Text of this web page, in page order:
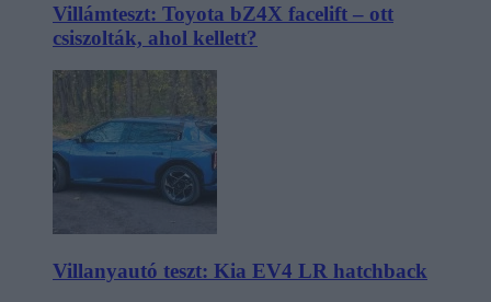
Villámteszt: Toyota bZ4X facelift – ott
csiszolták, ahol kellett?
Villanyautó teszt: Kia EV4 LR hatchback